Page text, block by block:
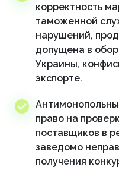
корректность
таможенной
нарушений,
допущена в
Украины,
экспорте.
право на
поставщиков в
заведомо
получения